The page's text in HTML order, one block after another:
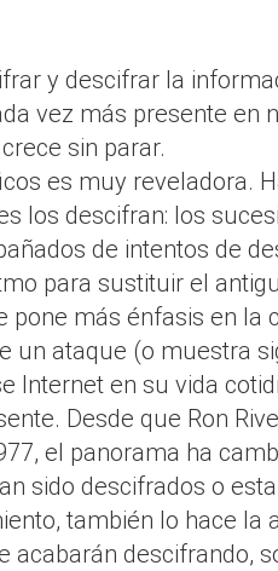
y descifrar la
vez más presente en
sin parar.
es muy reveladora.
los descifran: los
de intentos de
para sustituir el
pone más énfasis en la
ataque (o muestra
Internet en su vida
Desde que Ron
el panorama ha
sido descifrados o
también lo hace la
acabarán descifrando,